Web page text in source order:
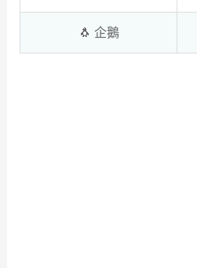
🐧 企鵝